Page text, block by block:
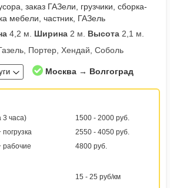
заказ ГАЗели, грузчики, сборка-
мебели, частник, ГАЗель
4,2 м. Ширина 2 м. Высота 2,1 м.
Портер, Хендай, Соболь
Москва → Волгоград
3 часа)
1500 - 2000 руб.
2550 - 4050 руб.
рабочие
4800 руб.
15 - 25 руб/км